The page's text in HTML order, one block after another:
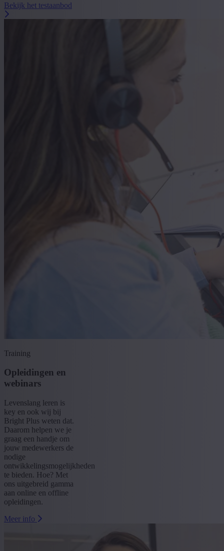
Bekijk het testaanbod
Training
Opleidingen en
webinars
Levenslang leren is
key en ook wij bij
Bright Plus weten dat.
Daarom helpen we je
graag een handje om
jouw medewerkers de
nodige
ontwikkelingsmogelijkheden
te bieden. Hoe? Met
ons uitgebreid gamma
aan online en offline
opleidingen.
Meer info